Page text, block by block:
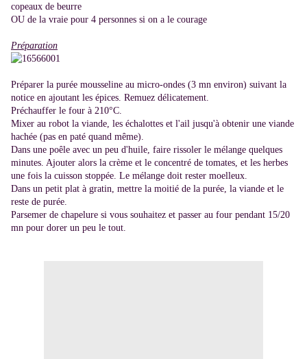
copeaux de beurre
OU de la vraie pour 4 personnes si on a le courage
Préparation
Préparer la purée mousseline au micro-ondes (3 mn environ) suivant la
notice en ajoutant les épices. Remuez délicatement.
Préchauffer le four à 210°C.
Mixer au robot la viande, les échalottes et l'ail jusqu'à obtenir une viande
hachée (pas en paté quand même).
Dans une poêle avec un peu d'huile, faire rissoler le mélange quelques
minutes. Ajouter alors la crème et le concentré de tomates, et les herbes
une fois la cuisson stoppée. Le mélange doit rester moelleux.
Dans un petit plat à gratin, mettre la moitié de la purée, la viande et le
reste de purée.
Parsemer de chapelure si vous souhaitez et passer au four pendant 15/20
mn pour dorer un peu le tout.